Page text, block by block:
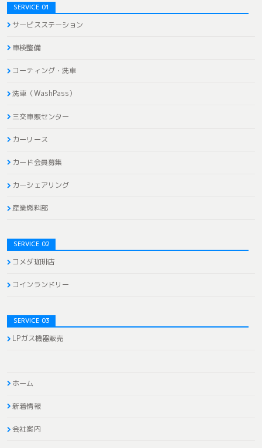
SERVICE 01
サービスステーション
車検整備
コーティング・洗車
洗車（WashPass）
三交車販センター
カーリース
カード会員募集
カーシェアリング
産業燃料部
SERVICE 02
コメダ珈琲店
コインランドリー
SERVICE 03
LPガス機器販売
ホーム
新着情報
会社案内